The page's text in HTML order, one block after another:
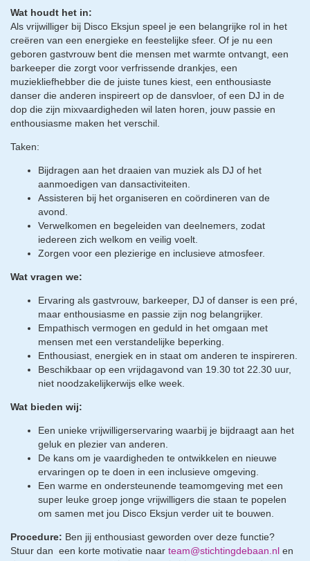
Wat houdt het in:
Als vrijwilliger bij Disco Eksjun speel je een belangrijke rol in het
creëren van een energieke en feestelijke sfeer. Of je nu een
geboren gastvrouw bent die mensen met warmte ontvangt, een
barkeeper die zorgt voor verfrissende drankjes, een
muziekliefhebber die de juiste tunes kiest, een enthousiaste
danser die anderen inspireert op de dansvloer, of een DJ in de
dop die zijn mixvaardigheden wil laten horen, jouw passie en
enthousiasme maken het verschil.
Taken:
Bijdragen aan het draaien van muziek als DJ of het
aanmoedigen van dansactiviteiten.
Assisteren bij het organiseren en coördineren van de
avond.
Verwelkomen en begeleiden van deelnemers, zodat
iedereen zich welkom en veilig voelt.
Zorgen voor een plezierige en inclusieve atmosfeer.
Wat vragen we:
Ervaring als gastvrouw, barkeeper, DJ of danser is een pré,
maar enthousiasme en passie zijn nog belangrijker.
Empathisch vermogen en geduld in het omgaan met
mensen met een verstandelijke beperking.
Enthousiast, energiek en in staat om anderen te inspireren.
Beschikbaar op een vrijdagavond van 19.30 tot 22.30 uur,
niet noodzakelijkerwijs elke week.
Wat bieden wij:
Een unieke vrijwilligerservaring waarbij je bijdraagt aan het
geluk en plezier van anderen.
De kans om je vaardigheden te ontwikkelen en nieuwe
ervaringen op te doen in een inclusieve omgeving.
Een warme en ondersteunende teamomgeving met een
super leuke groep jonge vrijwilligers die staan te popelen
om samen met jou Disco Eksjun verder uit te bouwen.
Procedure: Ben jij enthousiast geworden over deze functie?
Stuur dan een korte motivatie naar team@stichtingdebaan.nl en